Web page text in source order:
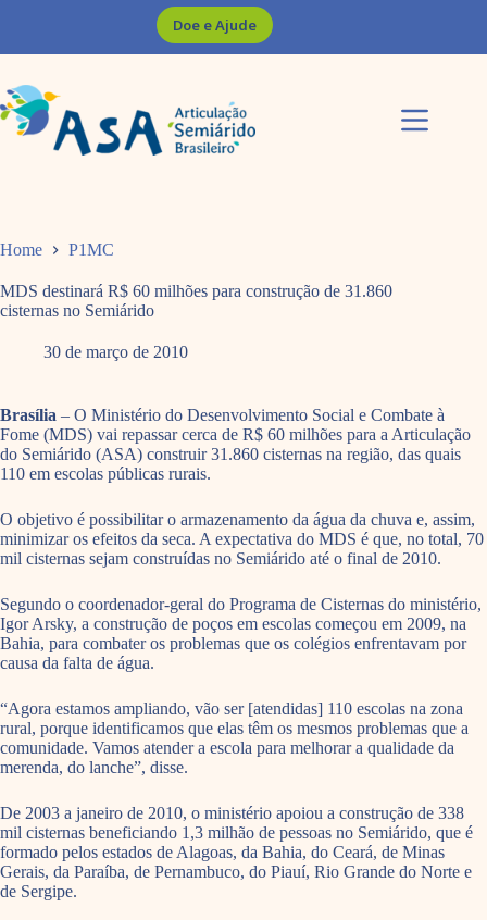
Doe e Ajude
Home P1MC
MDS destinará R$ 60 milhões para construção de 31.860
cisternas no Semiárido
30 de março de 2010
Brasília – O Ministério do Desenvolvimento Social e Combate à
Fome (MDS) vai repassar cerca de R$ 60 milhões para a Articulação
do Semiárido (ASA) construir 31.860 cisternas na região, das quais
110 em escolas públicas rurais.
O objetivo é possibilitar o armazenamento da água da chuva e, assim,
minimizar os efeitos da seca. A expectativa do MDS é que, no total, 70
mil cisternas sejam construídas no Semiárido até o final de 2010.
Segundo o coordenador-geral do Programa de Cisternas do ministério,
Igor Arsky, a construção de poços em escolas começou em 2009, na
Bahia, para combater os problemas que os colégios enfrentavam por
causa da falta de água.
“Agora estamos ampliando, vão ser [atendidas] 110 escolas na zona
rural, porque identificamos que elas têm os mesmos problemas que a
comunidade. Vamos atender a escola para melhorar a qualidade da
merenda, do lanche”, disse.
De 2003 a janeiro de 2010, o ministério apoiou a construção de 338
mil cisternas beneficiando 1,3 milhão de pessoas no Semiárido, que é
formado pelos estados de Alagoas, da Bahia, do Ceará, de Minas
Gerais, da Paraíba, de Pernambuco, do Piauí, Rio Grande do Norte e
de Sergipe.